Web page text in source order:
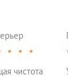
★ ★ ★
чистота